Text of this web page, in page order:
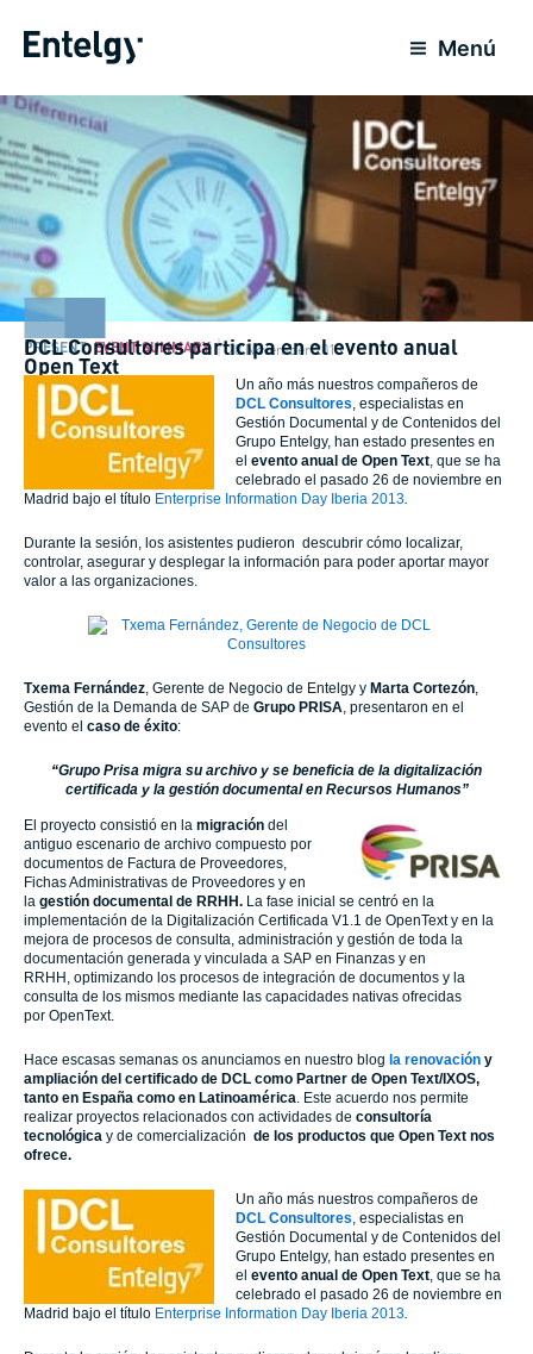
Menú
PRESENT,EVENT SUMMARY 28 November 2013
DCL Consultores participa en el evento anual
Open Text
Un año más nuestros compañeros de
DCL Consultores, especialistas en
Gestión Documental y de Contenidos del
Grupo Entelgy, han estado presentes en
el evento anual de Open Text, que se ha
celebrado el pasado 26 de noviembre en
Madrid bajo el título Enterprise Information Day Iberia 2013.
Durante la sesión, los asistentes pudieron descubrir cómo localizar,
controlar, asegurar y desplegar la información para poder aportar mayor
valor a las organizaciones.
Txema Fernández, Gerente de Negocio de Entelgy y Marta Cortezón,
Gestión de la Demanda de SAP de Grupo PRISA, presentaron en el
evento el caso de éxito:
“Grupo Prisa migra su archivo y se beneficia de la digitalización
certificada y la gestión documental en Recursos Humanos”
El proyecto consistió en la migración del
antiguo escenario de archivo compuesto por
documentos de Factura de Proveedores,
Fichas Administrativas de Proveedores y en
la gestión documental de RRHH. La fase inicial se centró en la
implementación de la Digitalización Certificada V1.1 de OpenText y en la
mejora de procesos de consulta, administración y gestión de toda la
documentación generada y vinculada a SAP en Finanzas y en
RRHH, optimizando los procesos de integración de documentos y la
consulta de los mismos mediante las capacidades nativas ofrecidas
por OpenText.
Hace escasas semanas os anunciamos en nuestro blog la renovación y
ampliación del certificado de DCL como Partner de Open Text/IXOS,
tanto en España como en Latinoamérica . Este acuerdo nos permite
realizar proyectos relacionados con actividades de consultoría
tecnológica y de comercialización de los productos que Open Text nos
ofrece.
Un año más nuestros compañeros de
DCL Consultores , especialistas en
Gestión Documental y de Contenidos del
Grupo Entelgy, han estado presentes en
el evento anual de Open Text , que se ha
celebrado el pasado 26 de noviembre en
Madrid bajo el título Enterprise Information Day Iberia 2013